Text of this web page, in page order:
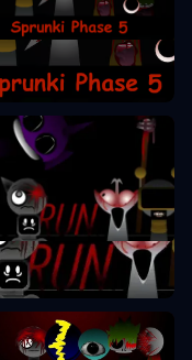
Sprunki Phase 5
Sprunki Phase 7